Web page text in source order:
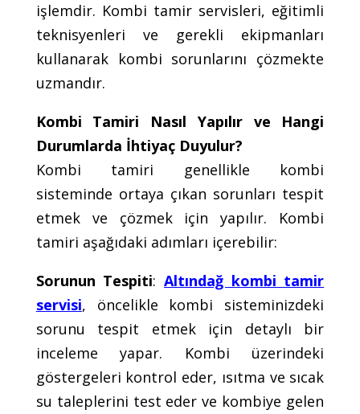
işlemdir. Kombi tamir servisleri, eğitimli
teknisyenleri ve gerekli ekipmanları
kullanarak kombi sorunlarını çözmekte
uzmandır.
Kombi Tamiri Nasıl Yapılır ve Hangi
Durumlarda İhtiyaç Duyulur?
Kombi tamiri genellikle kombi
sisteminde ortaya çıkan sorunları tespit
etmek ve çözmek için yapılır. Kombi
tamiri aşağıdaki adımları içerebilir:
Sorunun Tespiti:Altındağ kombi tamir
servisi, öncelikle kombi sisteminizdeki
sorunu tespit etmek için detaylı bir
inceleme yapar. Kombi üzerindeki
göstergeleri kontrol eder, ısıtma ve sıcak
su taleplerini test eder ve kombiye gelen